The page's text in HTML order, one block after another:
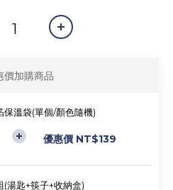
價加購商品
保溫袋(單個/顏色隨機)
優惠價 NT$139
(湯匙+筷子+收納盒)